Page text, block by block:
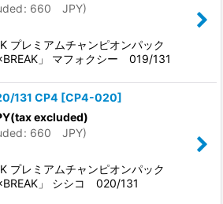
: 660 JPY)
プレミアムチャンピオンパック
」 マフォクシー 019/131
131 CP4 [CP4-020]
(tax excluded)
: 660 JPY)
プレミアムチャンピオンパック
」 シシコ 020/131